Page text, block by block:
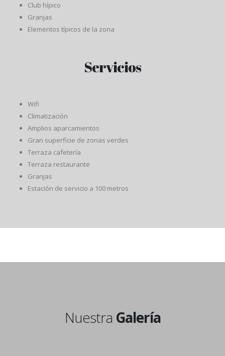
Club hípico
Granjas
Elementos típicos de la zona
Servicios
Wifi
Climatización
Amplios aparcamientos
Gran superficie de zonas verdes
Terraza cafetería
Terraza restaurante
Granjas
Estación de servicio a 100 metros
Nuestra Galería